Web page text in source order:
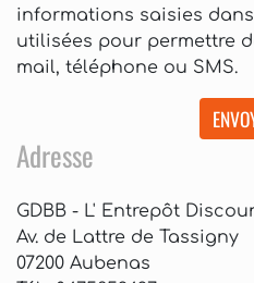
informations saisies
utilisées pour permettre
mail, téléphone ou SMS.
Adresse
GDBB - L' Entrepôt
Av. de Lattre de Tassigny
07200 Aubenas